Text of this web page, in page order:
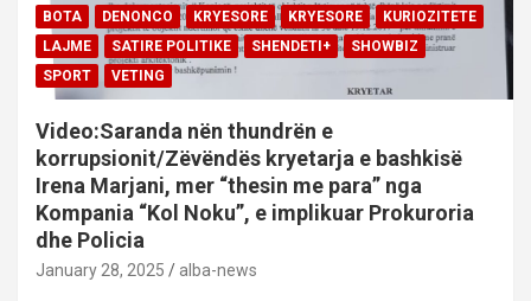
BOTA DENONCO KRYESORE KRYESORE
KURIOZITETE
LAJME
SATIRE POLITIKE SHENDETI+
SHOWBIZ
SPORT
VETING
Video:Saranda nën thundrën e
korrupsionit/Zëvëndës kryetarja e bashkisë
Irena Marjani, mer “thesin me para” nga
Kompania “Kol Noku”, e implikuar Prokuroria
dhe Policia
January 28, 2025 alba-news